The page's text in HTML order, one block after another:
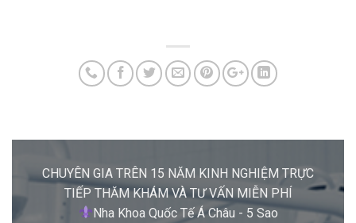
CHUYÊN GIA TRÊN 15 NĂM KINH NGHIỆM TRỰC
TIẾP THĂM KHÁM VÀ TƯ VẤN MIỄN PHÍ
Nha Khoa Quốc Tế Á Châu - 5 Sao